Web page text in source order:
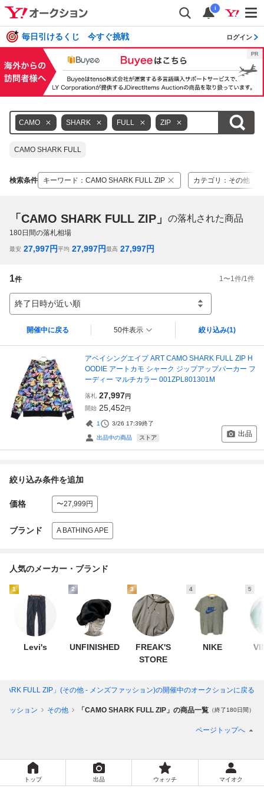
i
毎日引けるくじ 今すぐ挑戦 ログイン
CAMO SHARK FULL ZIP
CAMO SHARK FULL
検索条件 キーワード ： CAMO SHARK FULL ZIP カテゴリ ： その他
「CAMO SHARK FULL ZIP」 の落札された商品
180日間の落札相場
最安 27,997円平均 27,997円最高 27,997円
1件 1 〜1 件/1 件
終了日時が近い順
開催中に戻る 50件表示 絞り込み(1)
アベイシングエイプ ART CAMO SHARK FULL ZIP H
OODIE アートカモ シャーク ジップアップパーカー フ
ーディー マルチカラー 001ZPL801301M
落札 27,997円
開始 25,452円
1 3/26 17:39終了
出品中の商品 ストア 出品
絞り込み条件を追加
価格 〜27,999円
ブランド A BATHING APE
人気のメーカー・ブランド
1
Levi's
2
UNFINISHED
3
FREAK'S
STORE
4
NIKE
5
FULL ZIP」(その他 - メンズファッション)の開催中のオークションに戻る
ァッション その他 「CAMO SHARK FULL ZIP」の商品一覧 （終了180日間）
ページトップへ
トップ 出品 ウォッチ マイオク